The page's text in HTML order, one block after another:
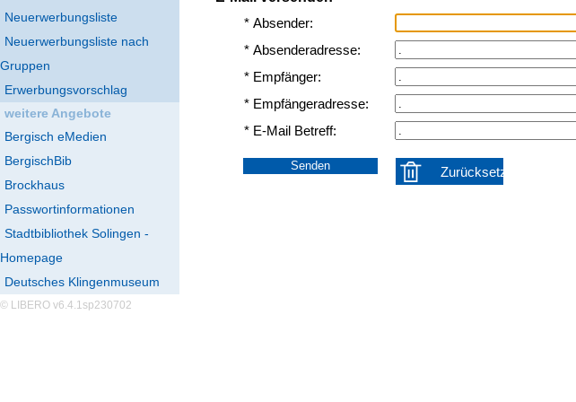
Neuerwerbungsliste
Neuerwerbungsliste nach
Gruppen
Erwerbungsvorschlag
weitere Angebote
Bergisch eMedien
BergischBib
Brockhaus
Passwortinformationen
Stadtbibliothek Solingen -
Homepage
Deutsches Klingenmuseum
© LIBERO v6.4.1sp230702
* Absender:
* Absenderadresse:
* Empfänger:
* Empfängeradresse:
* E-Mail Betreff: